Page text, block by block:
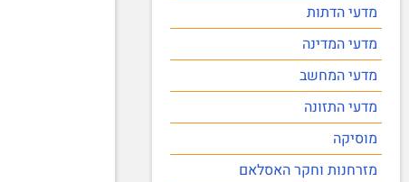
מדעי הדתות
מדעי המדינה
מדעי המחשב
מדעי התזונה
מוסיקה
מזרחנות וחקר האסלאם